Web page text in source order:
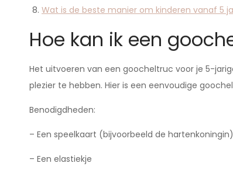
Wat is de beste manier om kinderen vanaf 5
Hoe kan ik een
Het uitvoeren van een goocheltruc voor je 5-
plezier te hebben. Hier is een eenvoudige
Benodigdheden:
– Een speelkaart (bijvoorbeeld de hartenkoningin)
– Een elastiekje